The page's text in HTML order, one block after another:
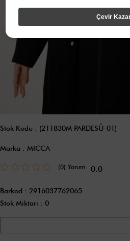
Stok Kodu (211830M PARDESÜ-01)
Marka : MICCA
(0) 0.0
Barkod : 2916037762065
Stok Miktarı : 0
Çevir